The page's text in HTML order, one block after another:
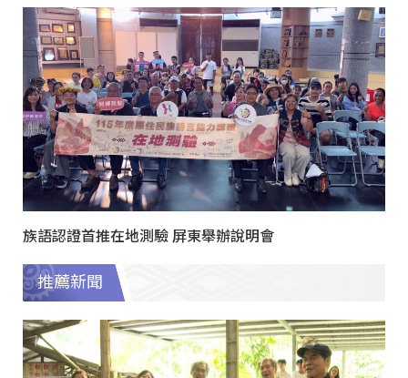
族語認證首推在地測驗 屏東舉辦說明會
推薦新聞